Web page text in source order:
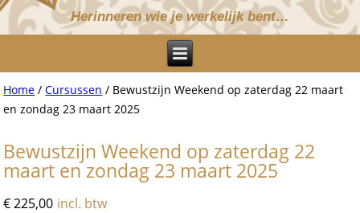
Herinneren wie je werkelijk bent…
Home /Cursussen / Bewustzijn Weekend op zaterdag 22 maart
en zondag 23 maart 2025
Bewustzijn Weekend op zaterdag 22
maart en zondag 23 maart 2025
€225,00 incl. btw